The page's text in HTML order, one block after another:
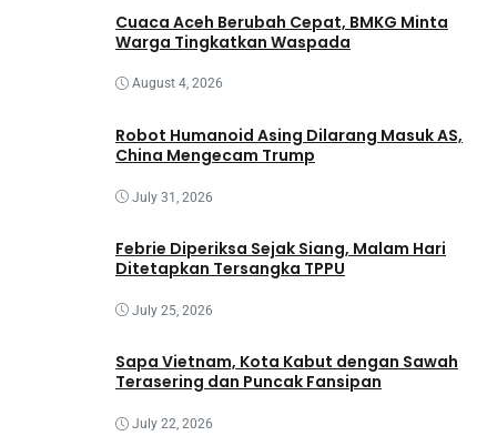
Cuaca Aceh Berubah Cepat, BMKG Minta
Warga Tingkatkan Waspada
August 4, 2026
Robot Humanoid Asing Dilarang Masuk AS,
China Mengecam Trump
July 31, 2026
Febrie Diperiksa Sejak Siang, Malam Hari
Ditetapkan Tersangka TPPU
July 25, 2026
Sapa Vietnam, Kota Kabut dengan Sawah
Terasering dan Puncak Fansipan
July 22, 2026